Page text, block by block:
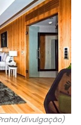
divulgação)